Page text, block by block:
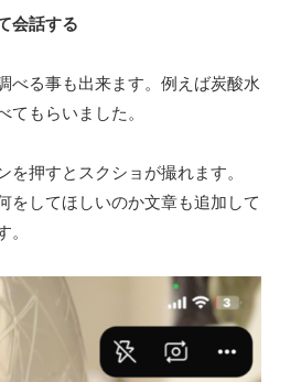
会話する
べる事も出来ます。例えば炭酸水
てもらいました。
を押すとスクショが撮れます。
をしてほしいのか文章も追加して
。